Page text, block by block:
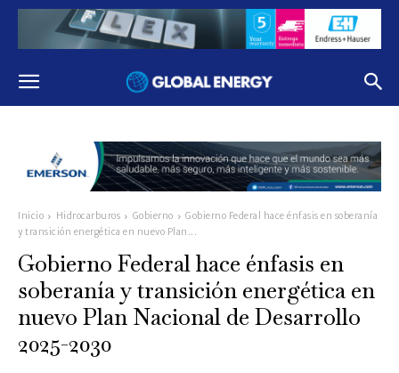
Inicio Hidrocarburos Gobierno
Gobierno Federal hace énfasis en soberanía
y transición energética en nuevo Plan...
Gobierno Federal hace énfasis en
soberanía y transición energética en
nuevo Plan Nacional de Desarrollo
2025-2030